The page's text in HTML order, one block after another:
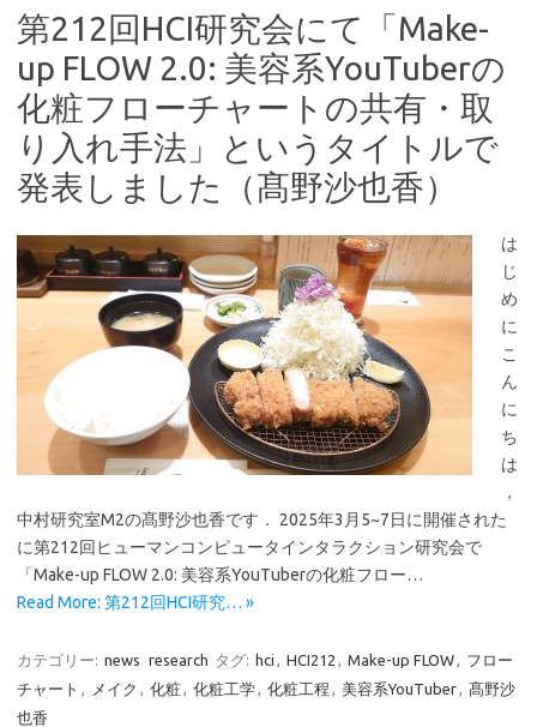
第212回HCI研究会にて「Make-
up FLOW 2.0: 美容系YouTuberの
化粧フローチャートの共有・取
り入れ手法」というタイトルで
発表しました（髙野沙也香）
は
じ
め
に
こ
ん
に
ち
は
，
中村研究室M2の髙野沙也香です． 2025年3月5~7日に開催された
に第212回ヒューマンコンピュータインタラクション研究会で
「Make-up FLOW 2.0: 美容系YouTuberの化粧フロー…
Read More: 第212回HCI研究… »
カテゴリー: news research タグ: hci , HCI212 , Make-up FLOW, フロー
チャート , メイク , 化粧, 化粧工学, 化粧工程 , 美容系YouTuber, 髙野沙
也香